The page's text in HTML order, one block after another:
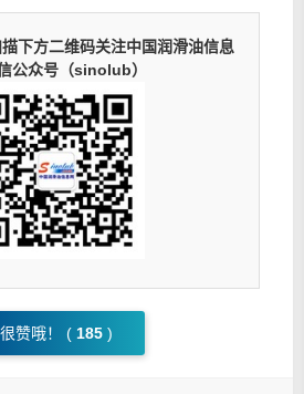
下方二维码关注中国润滑油信息
公众号（sinolub）
很赞哦！ ( 185 )